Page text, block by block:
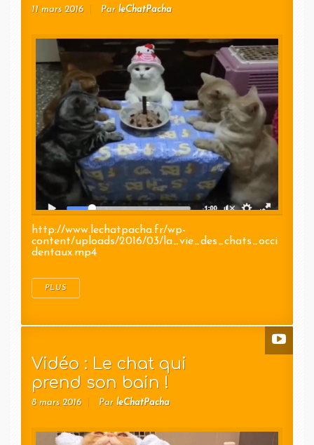
11 mars 2016 Par leChatPacha
http://www.lechatpacha.fr/wp-
content/uploads/2016/03/la_vie_des_chats_occi
dentaux.mp4
PLUS
Vidéo : Le chat qui
prend son bain !
8 mars 2016 Par leChatPacha